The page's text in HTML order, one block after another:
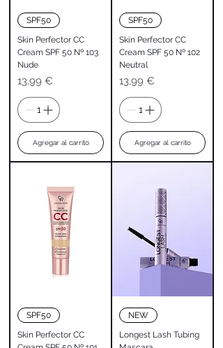
SPF50
Skin Perfector CC
Cream SPF 50 Nº 103
Nude
Precio
13,99 €
Agregar al carrito
SPF50
Skin Perfector CC
Cream SPF 50 Nº 102
Neutral
Precio
13,99 €
Agregar al carrito
SPF50
Skin Perfector CC
NEW
Longest Lash Tubing